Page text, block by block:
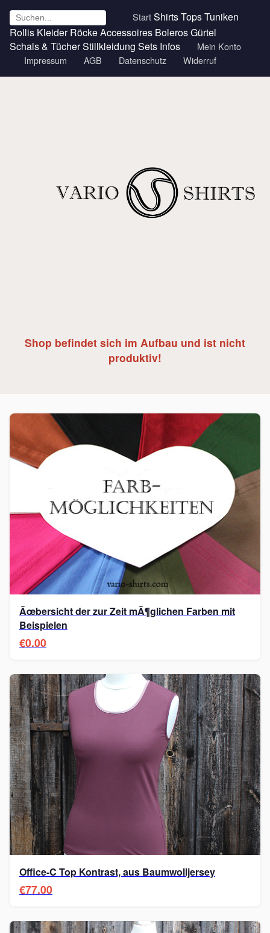
StartShirtsTopsTuniken
Rollis Kleider RöckeAccessoires BolerosGürtel
Schals & TücherStillkleidung Sets Infos
Mein Konto
Impressum
AGB Datenschutz Widerruf
Shop befindet sich im Aufbau und ist nicht
produktiv!
Ãœbersicht der zur Zeit mÃ¶glichen Farben mit
Beispielen
€0.00
Office-C Top Kontrast, aus Baumwolljersey
€77.00